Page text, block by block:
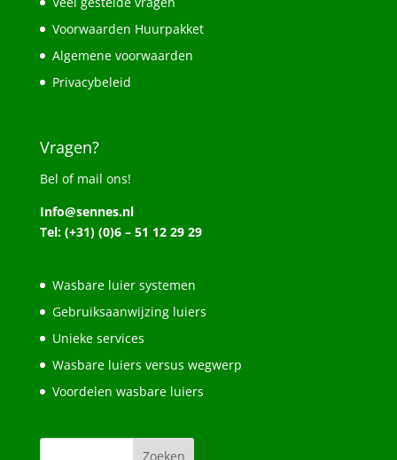
Voorwaarden Huurpakket
Algemene voorwaarden
Privacybeleid
Vragen?
Bel of mail ons!
Info@sennes.nl
Tel: (+31) (0)6 – 51 12 29 29
Wasbare luier systemen
Gebruiksaanwijzing luiers
Unieke services
Wasbare luiers versus wegwerp
Voordelen wasbare luiers